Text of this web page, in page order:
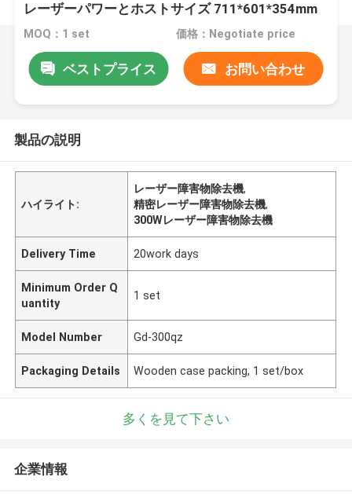
レーザーパワーとホストサイズ 711*601*354mm
MOQ：1 set 価格：Negotiate price
ベストプライス お問い合わせ
製品の説明
ハイライト:
レーザー障害物除去機,
精密レーザー障害物除去機,
300Wレーザー障害物除去機
Delivery Time 20work days
Minimum Order Q
uantity
1 set
Model Number Gd-300qz
Packaging Details Wooden case packing, 1 set/box
多くを見て下さい
企業情報